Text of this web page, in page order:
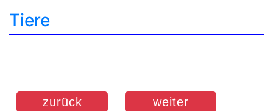
Tiere
zurück weiter